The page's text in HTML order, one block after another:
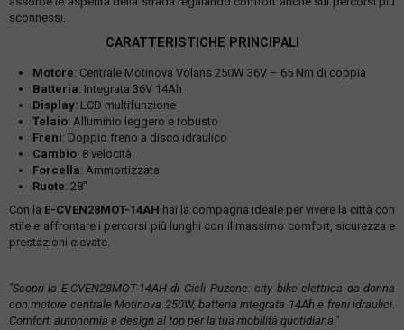
sconnessi.
CARATTERISTICHE PRINCIPALI
Motore: Centrale Motinova Volans 250W 36V – 65 Nm di coppia
Batteria: Integrata 36V 14Ah
Display: LCD multifunzione
Telaio: Alluminio leggero e robusto
Freni: Doppio freno a disco idraulico
Cambio: 8 velocità
Forcella: Ammortizzata
Ruote: 28"
Con la E-CVEN28MOT-14AH hai la compagna ideale per vivere la città con
stile e affrontare i percorsi più lunghi con il massimo comfort, sicurezza e
prestazioni elevate.
"Scopri la E-CVEN28MOT-14AH di Cicli Puzone: city bike elettrica da donna
con motore centrale Motinova 250W, batteria integrata 14Ah e freni idraulici.
Comfort, autonomia e design al top per la tua mobilità quotidiana."